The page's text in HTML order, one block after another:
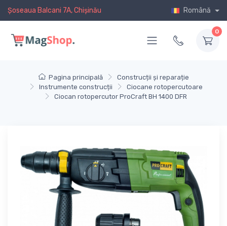
Șoseaua Balcani 7A, Chișinău Română
0
Pagina principală
Construcții și reparație
Instrumente construcții
Ciocane rotopercutoare
Ciocan rotopercutor ProCraft BH 1400 DFR